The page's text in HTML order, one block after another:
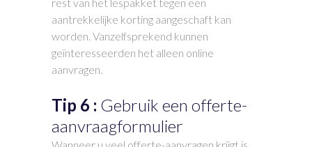
aantrekkelijke korting aangeschaft kan
worden. Vanzelfsprekend kunnen
geïnteresseerden het alleen online
aanvragen.
Tip 6 : Gebruik een offerte-
aanvraagformulier